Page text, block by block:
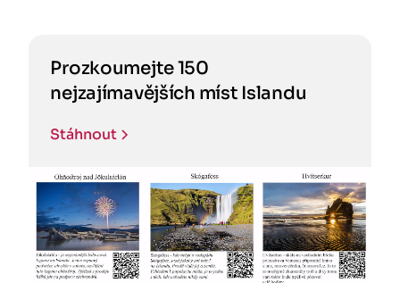
Prozkoumejte 150
nejzajímavějších míst Islandu
Stáhnout